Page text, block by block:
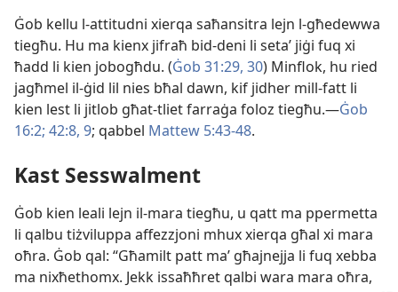
Ġob kellu l-​attitudni xierqa saħansitra lejn l-​għedewwa
tiegħu. Hu ma kienx jifraħ bid-​deni li setaʼ jiġi fuq xi
ħadd li kien jobogħdu. (Ġob 31:​29, 30) Minflok, hu ried
jagħmel il-​ġid lil nies bħal dawn, kif jidher mill-​fatt li
kien lest li jitlob għat-​tliet farraġa foloz tiegħu.—Ġob
16:2; 42:​8, 9; qabbel Mattew 5:​43-48.
Kast Sesswalment
Ġob kien leali lejn il-​mara tiegħu, u qatt ma ppermetta
li qalbu tiżviluppa affezzjoni mhux xierqa għal xi mara
oħra. Ġob qal: “Għamilt patt maʼ għajnejja li fuq xebba
ma nixħethomx. Jekk issaħħret qalbi wara mara oħra,